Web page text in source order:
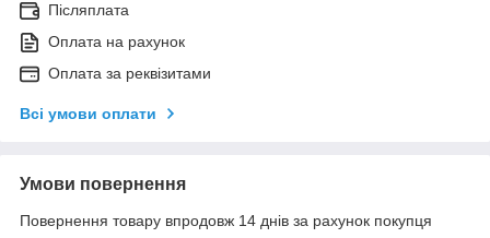
Післяплата
Оплата на рахунок
Оплата за реквізитами
Всі умови оплати
Умови повернення
Повернення товару впродовж 14 днів за рахунок покупця